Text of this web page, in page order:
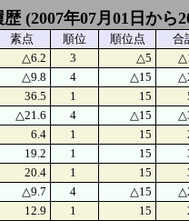
(2007年07月01日から
素点 順位 順位点 合
△6.2 3 △5
△9.8 4 △15
36.5 1 15
△21.6 4 △15
6.4 1 15
19.2 1 15
20.4 1 15
△9.7 4 △15
12.9 1 15